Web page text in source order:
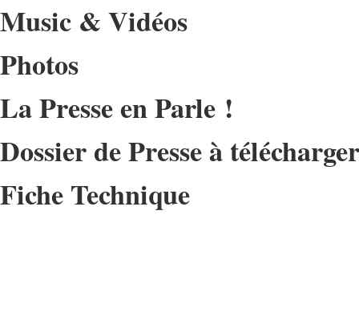
Music & Vidéos
Photos
La Presse en Parle !
Dossier de Presse à télécharger
Fiche Technique